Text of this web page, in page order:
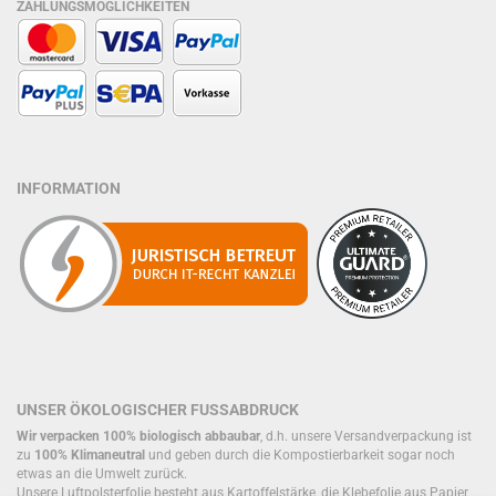
ZAHLUNGSMÖGLICHKEITEN
INFORMATION
UNSER ÖKOLOGISCHER FUSSABDRUCK
Wir verpacken 100% biologisch abbaubar, d.h. unsere Versandverpackung ist
zu 100% Klimaneutral und geben durch die Kompostierbarkeit sogar noch
etwas an die Umwelt zurück.
Unsere Luftpolsterfolie besteht aus Kartoffelstärke, die Klebefolie aus Papier